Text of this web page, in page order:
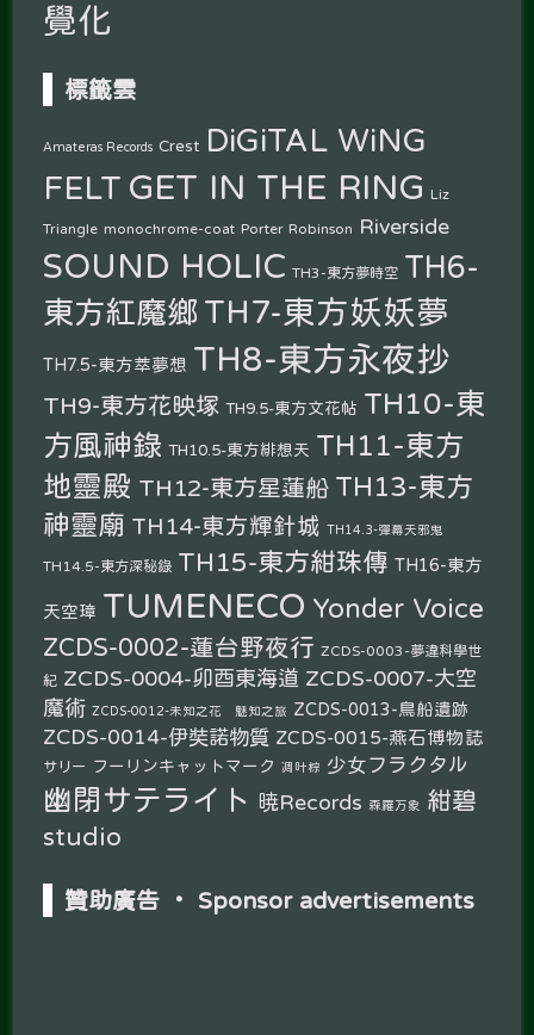
覺化
標籤雲
Amateras Records Crest DiGiTAL WiNG
FELT GET IN THE RING Liz
Triangle monochrome-coat Porter Robinson Riverside
SOUND HOLIC TH3-東方夢時空 TH6-
東方紅魔鄉 TH7-東方妖妖夢
TH7.5-東方萃夢想 TH8-東方永夜抄
TH9-東方花映塚 TH9.5-東方文花帖 TH10-東
方風神錄 TH10.5-東方緋想天 TH11-東方
地靈殿 TH12-東方星蓮船 TH13-東方
神靈廟 TH14-東方輝針城 TH14.3-彈幕天邪鬼
TH14.5-東方深秘錄 TH15-東方紺珠傳 TH16-東方
天空璋 TUMENECO Yonder Voice
ZCDS-0002-蓮台野夜行 ZCDS-0003-夢違科學世
紀 ZCDS-0004-卯酉東海道 ZCDS-0007-大空
魔術 ZCDS-0012-未知之花 魅知之旅 ZCDS-0013-鳥船遺跡
ZCDS-0014-伊奘諾物質 ZCDS-0015-燕石博物誌
サリー フーリンキャットマーク 凋叶棕 少女フラクタル
幽閉サテライト 暁Records 森羅万象
紺碧
studio
贊助廣告 ‧ Sponsor advertisements